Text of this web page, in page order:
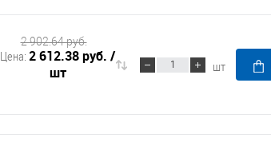
Цена: 2 612.38 руб. /
шт
2 902.64 руб.
шт